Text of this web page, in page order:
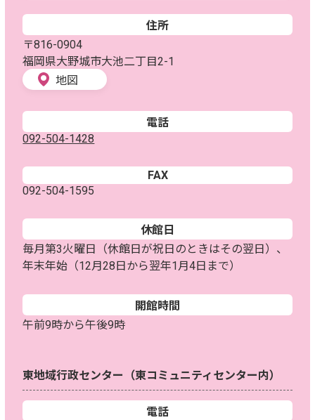
住所
〒816-0904
福岡県大野城市大池二丁目2-1
地図
電話
092-504-1428
FAX
092-504-1595
休館日
毎月第3火曜日（休館日が祝日のときはその翌日）、
年末年始（12月28日から翌年1月4日まで）
開館時間
午前9時から午後9時
東地域行政センター（東コミュニティセンター内）
電話